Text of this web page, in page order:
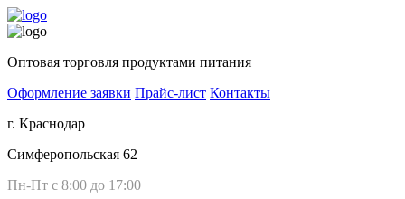
Оптовая торговля продуктами питания
Оформление заявки Прайс-лист Контакты
г. Краснодар
Симферопольская 62
Пн-Пт с 8:00 до 17:00